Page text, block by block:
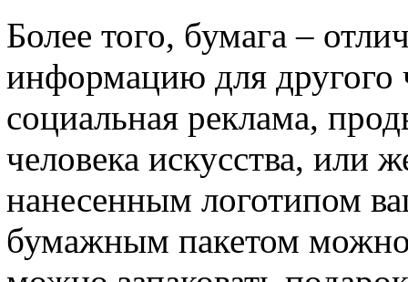
Более того, бумага –
информацию для другого
социальная реклама,
человека искусства, или
нанесенным логотипом
бумажным пакетом